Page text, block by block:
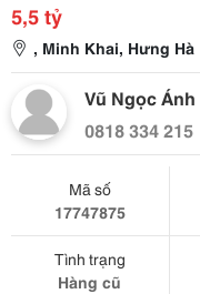
5,5 tỷ
, Minh Khai, Hưng Hà
Vũ Ngọc Ánh
0818 334 215
Mã số
17747875
Tình trạng
Hàng cũ